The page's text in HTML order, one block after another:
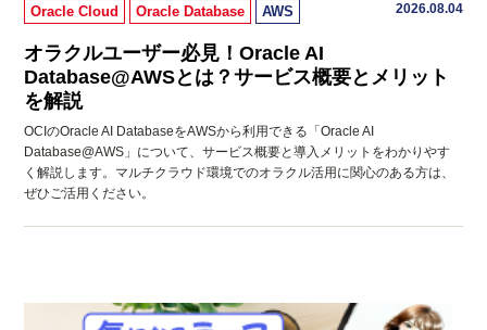
Oracle Cloud Oracle Database AWS 2026.08.04
オラクルユーザー必見！Oracle AI
Database@AWSとは？サービス概要とメリット
を解説
OCIのOracle AI DatabaseをAWSから利用できる「Oracle AI
Database@AWS」について、サービス概要と導入メリットをわかりやす
く解説します。マルチクラウド環境でのオラクル活用に関心のある方は、
ぜひご活用ください。